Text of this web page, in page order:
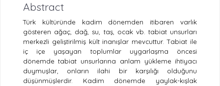
Abstract
Türk kültüründe kadim dönemden itibaren varlık
gösteren ağaç, dağ, su, taş, ocak vb. tabiat unsurları
merkezli geliştirilmiş kült inanışlar mevcuttur. Tabiat ile
iç içe yaşayan toplumlar uygarlaşma öncesi
dönemde tabiat unsurlarına anlam yükleme ihtiyacı
duymuşlar, onların ilahi bir karşılığı olduğunu
düşünmüşlerdir. Kadim dönemde yaylak-kışlak